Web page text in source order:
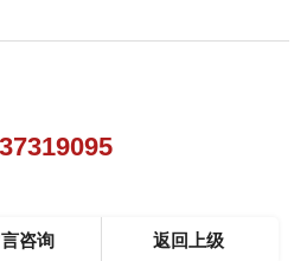
咨询 返回上级